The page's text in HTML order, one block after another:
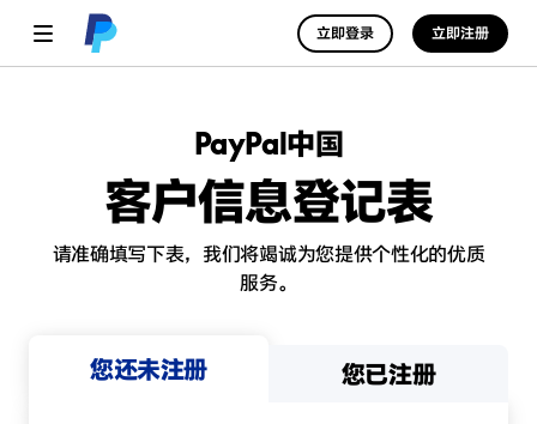
立即登录 立即注册
PayPal中国
客户信息登记表
请准确填写下表，我们将竭诚为您提供个性化的优质
服务。
您还未注册 您已注册